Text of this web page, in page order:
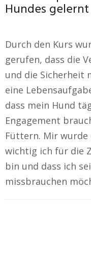
Hundes
Durch den Kurs
gerufen, dass die
und die Sicherheit
eine
dass mein Hund
Engagement
Füttern. Mir wurde
wichtig ich für die
bin und dass ich
missbrauchen